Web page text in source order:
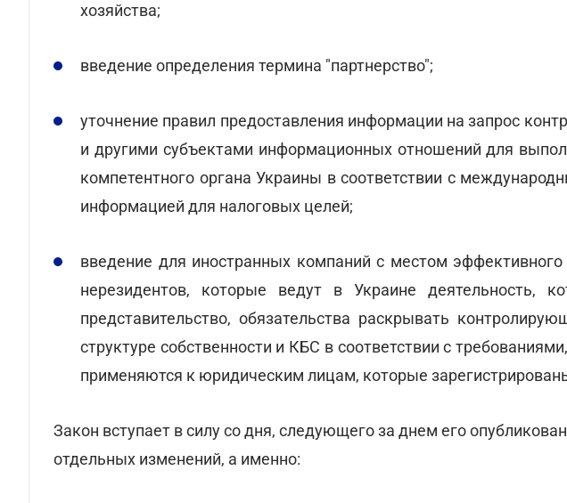
хозяйства;
введение определения термина "партнерство";
уточнение правил предоставления информации на запрос
и другими субъектами информационных отношений для
компетентного органа Украины в соответствии с
информацией для налоговых целей;
введение для иностранных компаний с местом
нерезидентов, которые ведут в Украине деятельность,
представительство, обязательства раскрывать
структуре собственности и КБС в соответствии с
применяются к юридическим лицам, которые
Закон вступает в силу со дня, следующего за днем его
отдельных изменений, а именно: